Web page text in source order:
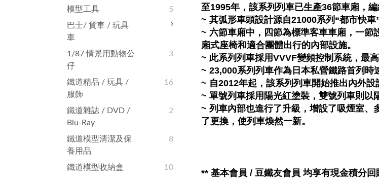
模型工具
5
巴士/ 貨車 / 玩具
車
1/87 情景用動物公
仔
3
鐵道精品 / 玩具 /
服飾
16
鐵道雜誌‬ / DVD /
Blu-Ray
2
鐵道模型清潔及保
養用品
8
鐵道模型收納盒
10
至1995年，該系列列車已生產36節車廂，編
~ 其弧形車頭設計源自21000系列“都市快車
~ 六節車廂中，四節為標準客車車廂，一
廂式座椅和適合團體出行的內部設施。
~ 此系列列車採用VVVF變頻控制系統，最
~ 23,000系列列車作為日本私營鐵路首列時
~ 自2012年起，該系列列車開始推出內外設
~ 單號列車採用陽光紅塗裝，雙號列車則以
~ 列車內部也進行了升級，增設了吸煙室
了更換，使列車煥然一新。
** 基本會員 / 豆鐵友會員 均享有現金積分回